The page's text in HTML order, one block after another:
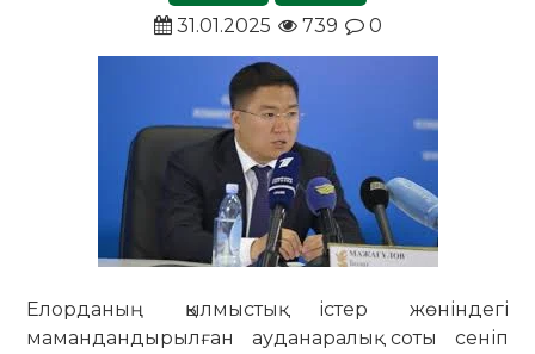
31.01.2025
739 0
Елорданың қылмыстық істер жөніндегі
мамандандырылған ауданаралық соты сеніп